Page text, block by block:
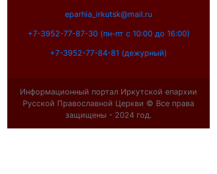
eparhia_irkutsk@mail.ru
+7-3952-77-87-30 (пн-пт с 10:00 до 16:00)
+7-3952-77-84-81 (дежурный)
Информационный портал Иркутской епархии
Русской Православной Церкви © Все права
защищены - 2024 год.